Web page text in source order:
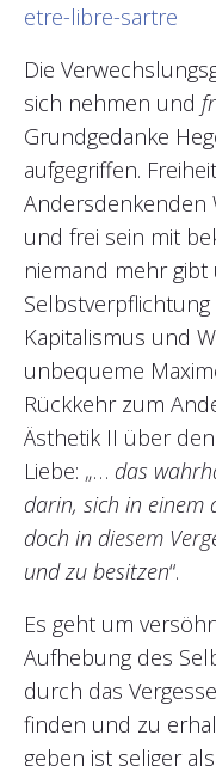
etre-libre-sartre
Die
sich nehmen und
Grundgedanke
aufgegriffen.
Andersdenkenden
und frei sein mit
niemand mehr gibt
Kapitalismus und
unbequeme
Rückkehr zum
Ästhetik II über
Liebe: „… das
darin, sich in einem
doch in diesem
und zu besitzen“.
Es geht um
Aufhebung des
durch das
finden und zu
geben ist seliger